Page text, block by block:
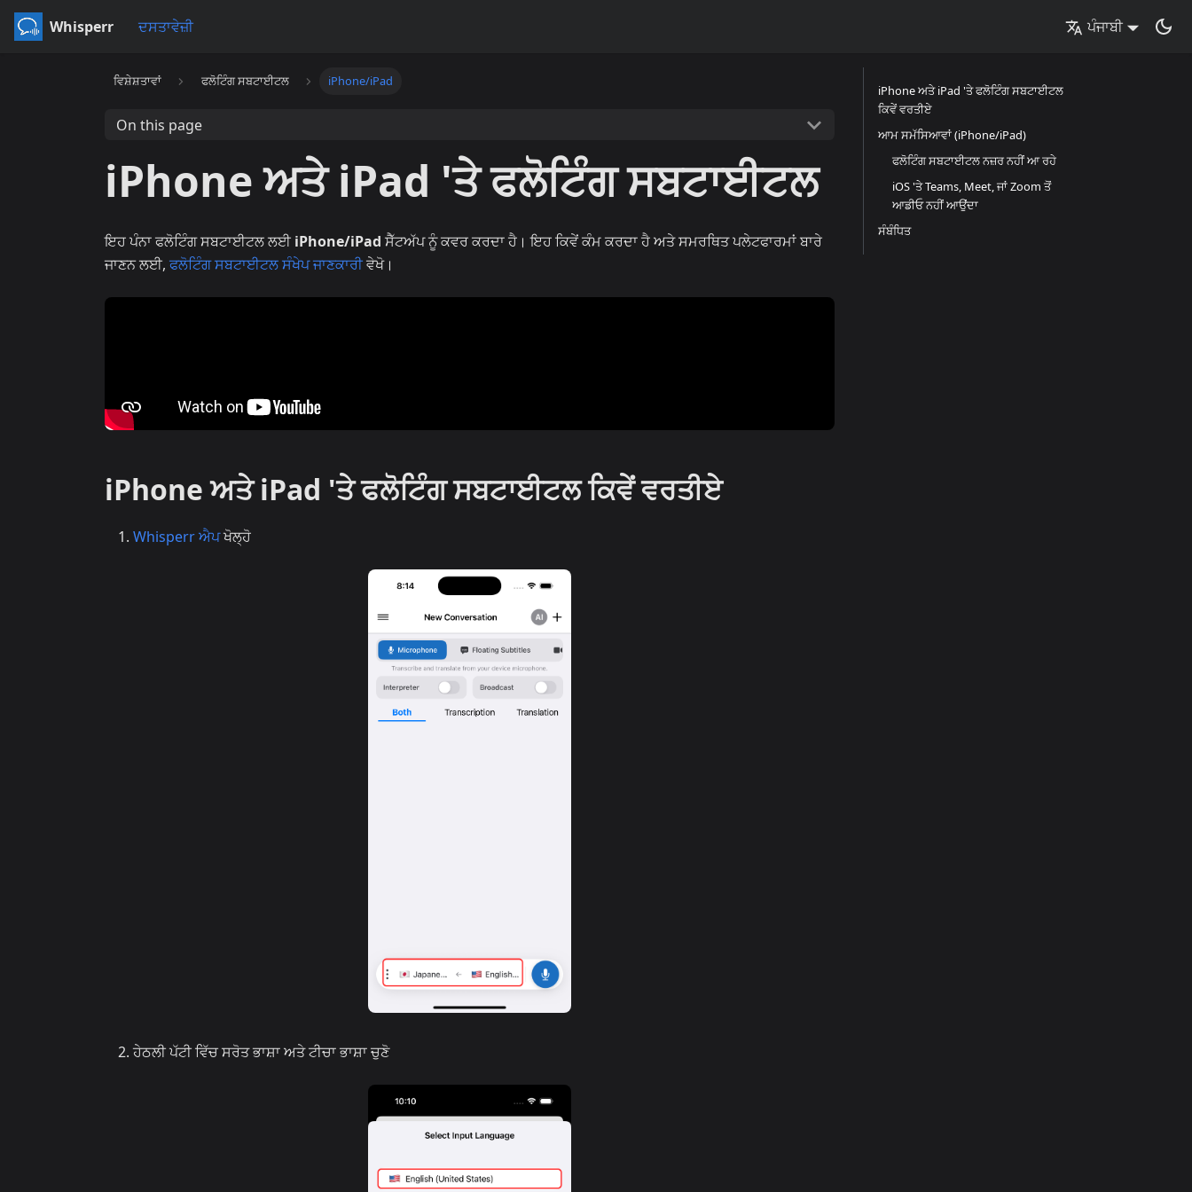
Whisperr ਦਸਤਾਵੇਜ਼ੀ ਪੰਜਾਬੀ
ਵਿਸ਼ੇਸ਼ਤਾਵਾਂ ਫਲੋਟਿੰਗ ਸਬਟਾਈਟਲ iPhone/iPad
On this page
iPhone ਅਤੇ iPad 'ਤੇ ਫਲੋਟਿੰਗ ਸਬਟਾਈਟਲ
ਇਹ ਪੰਨਾ ਫਲੋਟਿੰਗ ਸਬਟਾਈਟਲ ਲਈ iPhone/iPad ਸੈੱਟਅੱਪ ਨੂੰ ਕਵਰ ਕਰਦਾ ਹੈ। ਇਹ ਕਿਵੇਂ ਕੰਮ ਕਰਦਾ ਹੈ ਅਤੇ ਸਮਰਥਿਤ ਪਲੇਟਫਾਰਮਾਂ ਬਾਰੇ
ਜਾਣਨ ਲਈ, ਫਲੋਟਿੰਗ ਸਬਟਾਈਟਲ ਸੰਖੇਪ ਜਾਣਕਾਰੀਵੇਖੋ।
iPhone ਅਤੇ iPad 'ਤੇ ਫਲੋਟਿੰਗ ਸਬਟਾਈਟਲ ਕਿਵੇਂ ਵਰਤੀਏ
Whisperr ਐਪਖੋਲ੍ਹੋ
ਹੇਠਲੀ ਪੱਟੀ ਵਿੱਚ ਸਰੋਤ ਭਾਸ਼ਾ ਅਤੇ ਟੀਚਾ ਭਾਸ਼ਾ ਚੁਣੋ
iPhone ਅਤੇ iPad 'ਤੇ ਫਲੋਟਿੰਗ ਸਬਟਾਈਟਲ
ਕਿਵੇਂ ਵਰਤੀਏ
ਆਮ ਸਮੱਸਿਆਵਾਂ (iPhone/iPad)
ਫਲੋਟਿੰਗ ਸਬਟਾਈਟਲ ਨਜ਼ਰ ਨਹੀਂ ਆ ਰਹੇ
iOS 'ਤੇ Teams, Meet, ਜਾਂ Zoom ਤੋਂ
ਆਡੀਓ ਨਹੀਂ ਆਉਂਦਾ
ਸੰਬੰਧਿਤ